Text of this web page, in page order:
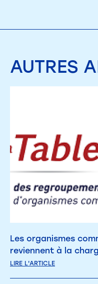
AUTRES
Les organismes
reviennent à la
LIRE L'ARTICLE